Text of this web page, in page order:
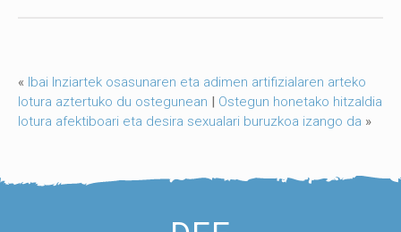
« Ibai Inziartek osasunaren eta adimen artifizialaren arteko
lotura aztertuko du ostegunean | Ostegun honetako hitzaldia
lotura afektiboari eta desira sexualari buruzkoa izango da »